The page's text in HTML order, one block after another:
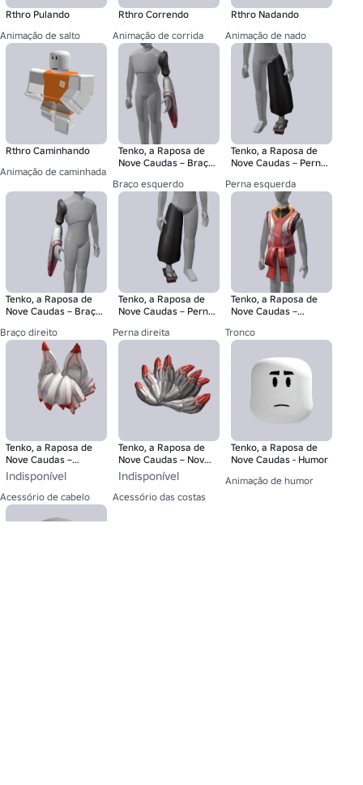
Rthro Pulando
Animação de salto
Rthro Correndo
Animação de corrida
Rthro Nadando
Animação de nado
Rthro Caminhando
Animação de caminhada
Tenko, a Raposa de
Nove Caudas – Braço
Braço esquerdo
Tenko, a Raposa de
Nove Caudas – Perna
Perna esquerda
Tenko, a Raposa de
Nove Caudas – Braço
Braço direito
Tenko, a Raposa de
Nove Caudas – Perna
Perna direita
Tenko, a Raposa de
Nove Caudas –
Tronco
Tenko, a Raposa de
Nove Caudas –
Cabelo
Indisponível
Acessório de cabelo
Tenko, a Raposa de
Nove Caudas – Nove
Caudas
Indisponível
Acessório das costas
Tenko, a Raposa de
Nove Caudas - Humor
Animação de humor